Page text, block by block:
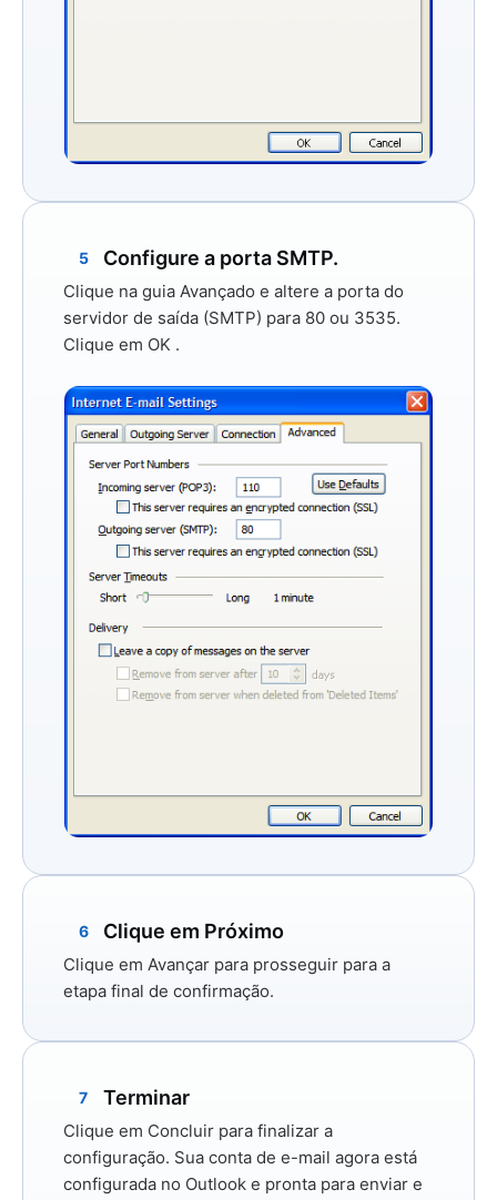
5 Configure a porta SMTP.
Clique na guia Avançado e altere a porta do
servidor de saída (SMTP) para 80 ou 3535.
Clique em OK .
6 Clique em Próximo
Clique em Avançar para prosseguir para a
etapa final de confirmação.
7 Terminar
Clique em Concluir para finalizar a
configuração. Sua conta de e-mail agora está
configurada no Outlook e pronta para enviar e